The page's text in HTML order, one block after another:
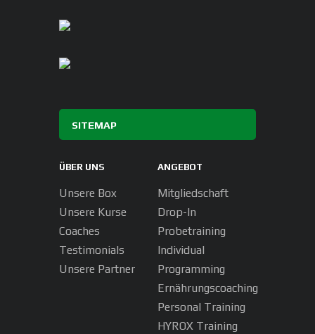
SITEMAP
ÜBER UNS
Unsere Box
Unsere Kurse
Coaches
Testimonials
Unsere Partner
ANGEBOT
Mitgliedschaft
Drop-In
Probetraining
Individual
Programming
Ernährungscoaching
Personal Training
HYROX Training